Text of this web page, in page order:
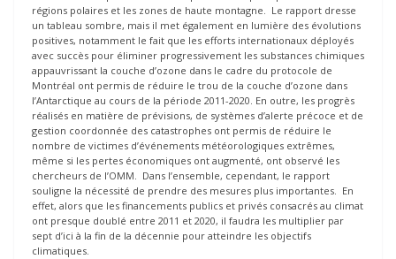
régions polaires et les zones de haute montagne. Le rapport dresse
un tableau sombre, mais il met également en lumière des évolutions
positives, notamment le fait que les efforts internationaux déployés
avec succès pour éliminer progressivement les substances chimiques
appauvrissant la couche d’ozone dans le cadre du protocole de
Montréal ont permis de réduire le trou de la couche d’ozone dans
l’Antarctique au cours de la période 2011-2020. En outre, les progrès
réalisés en matière de prévisions, de systèmes d’alerte précoce et de
gestion coordonnée des catastrophes ont permis de réduire le
nombre de victimes d’événements météorologiques extrêmes,
même si les pertes économiques ont augmenté, ont observé les
chercheurs de l’OMM. Dans l’ensemble, cependant, le rapport
souligne la nécessité de prendre des mesures plus importantes. En
effet, alors que les financements publics et privés consacrés au climat
ont presque doublé entre 2011 et 2020, il faudra les multiplier par
sept d’ici à la fin de la décennie pour atteindre les objectifs
climatiques.